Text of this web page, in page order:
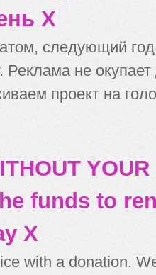
X
следующий
не
проект на
funds to
X
with a donation.